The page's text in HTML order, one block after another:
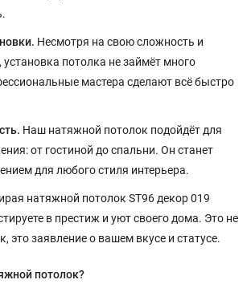
Несмотря на свою сложность и
установка потолка не займёт много
мастера сделают всё быстро
Наш натяжной потолок подойдёт для
от гостиной до спальни. Он станет
для любого стиля интерьера.
натяжной потолок SТ96 декор 019
в престиж и уют своего дома. Это не
это заявление о вашем вкусе и статусе.
потолок?